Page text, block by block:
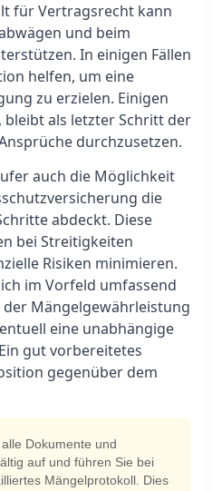
für Vertragsrecht kann
und beim
In einigen Fällen
helfen, um eine
zu erzielen. Einigen
bleibt als letzter Schritt der
durchzusetzen.
auch die Möglichkeit
die
abdeckt. Diese
bei Streitigkeiten
Risiken minimieren.
im Vorfeld umfassend
Mängelgewährleistung
eine unabhängige
gut vorbereitetes
gegenüber dem
Dokumente und
auf und führen Sie bei
Mängelprotokoll. Dies